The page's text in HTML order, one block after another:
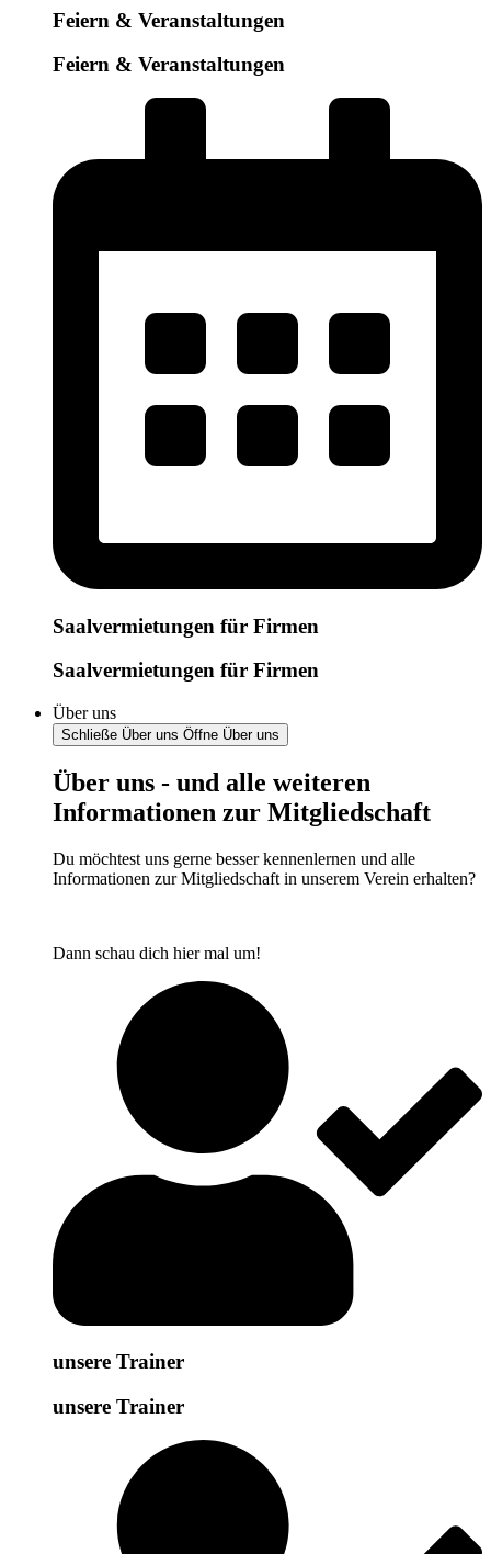
Feiern & Veranstaltungen
Feiern & Veranstaltungen
Saalvermietungen für Firmen
Saalvermietungen für Firmen
Über uns
Schließe Über uns Öffne Über uns
Über uns - und alle weiteren
Informationen zur Mitgliedschaft
Du möchtest uns gerne besser kennenlernen und alle
Informationen zur Mitgliedschaft in unserem Verein erhalten?
Dann schau dich hier mal um!
unsere Trainer
unsere Trainer